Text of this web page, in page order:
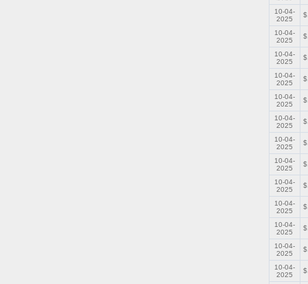
10-04-
2025
10-04-
2025
10-04-
2025
10-04-
2025
10-04-
2025
10-04-
2025
10-04-
2025
10-04-
2025
10-04-
2025
10-04-
2025
10-04-
2025
10-04-
2025
10-04-
2025